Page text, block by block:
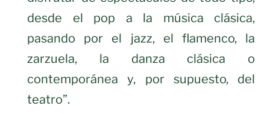
desde el pop a la música clásica,
pasando por el jazz, el flamenco, la
zarzuela, la danza clásica o
contemporánea y, por supuesto, del
teatro”.